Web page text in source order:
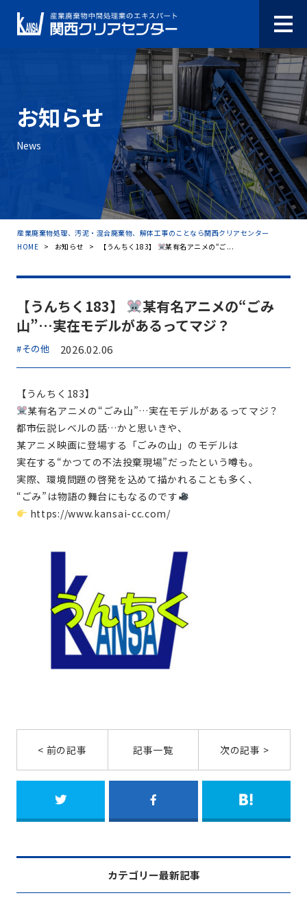
お知らせ
News
産業廃棄物処理、汚泥・混合廃棄物、解体工事のことなら関西クリアセンター
HOME > お知らせ > 【うんちく183】 某有名アニメの“ご...
【うんちく183】
某有名アニメの“ごみ
山”…実在モデルがあるってマジ？
#その他 2026.02.06
【うんちく183】
某有名アニメの“ごみ山”…実在モデルがあるってマジ？
都市伝説レベルの話…かと思いきや、
某アニメ映画に登場する「ごみの山」のモデルは
実在する“かつての不法投棄現場”だったという噂も。
実際、環境問題の啓発を込めて描かれることも多く、
“ごみ”は物語の舞台にもなるのです
https://www.kansai-cc.com/
< 前の記事 記事一覧 次の記事 >
カテゴリー最新記事